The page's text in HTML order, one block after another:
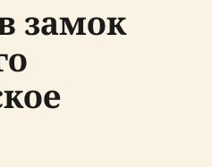
замок